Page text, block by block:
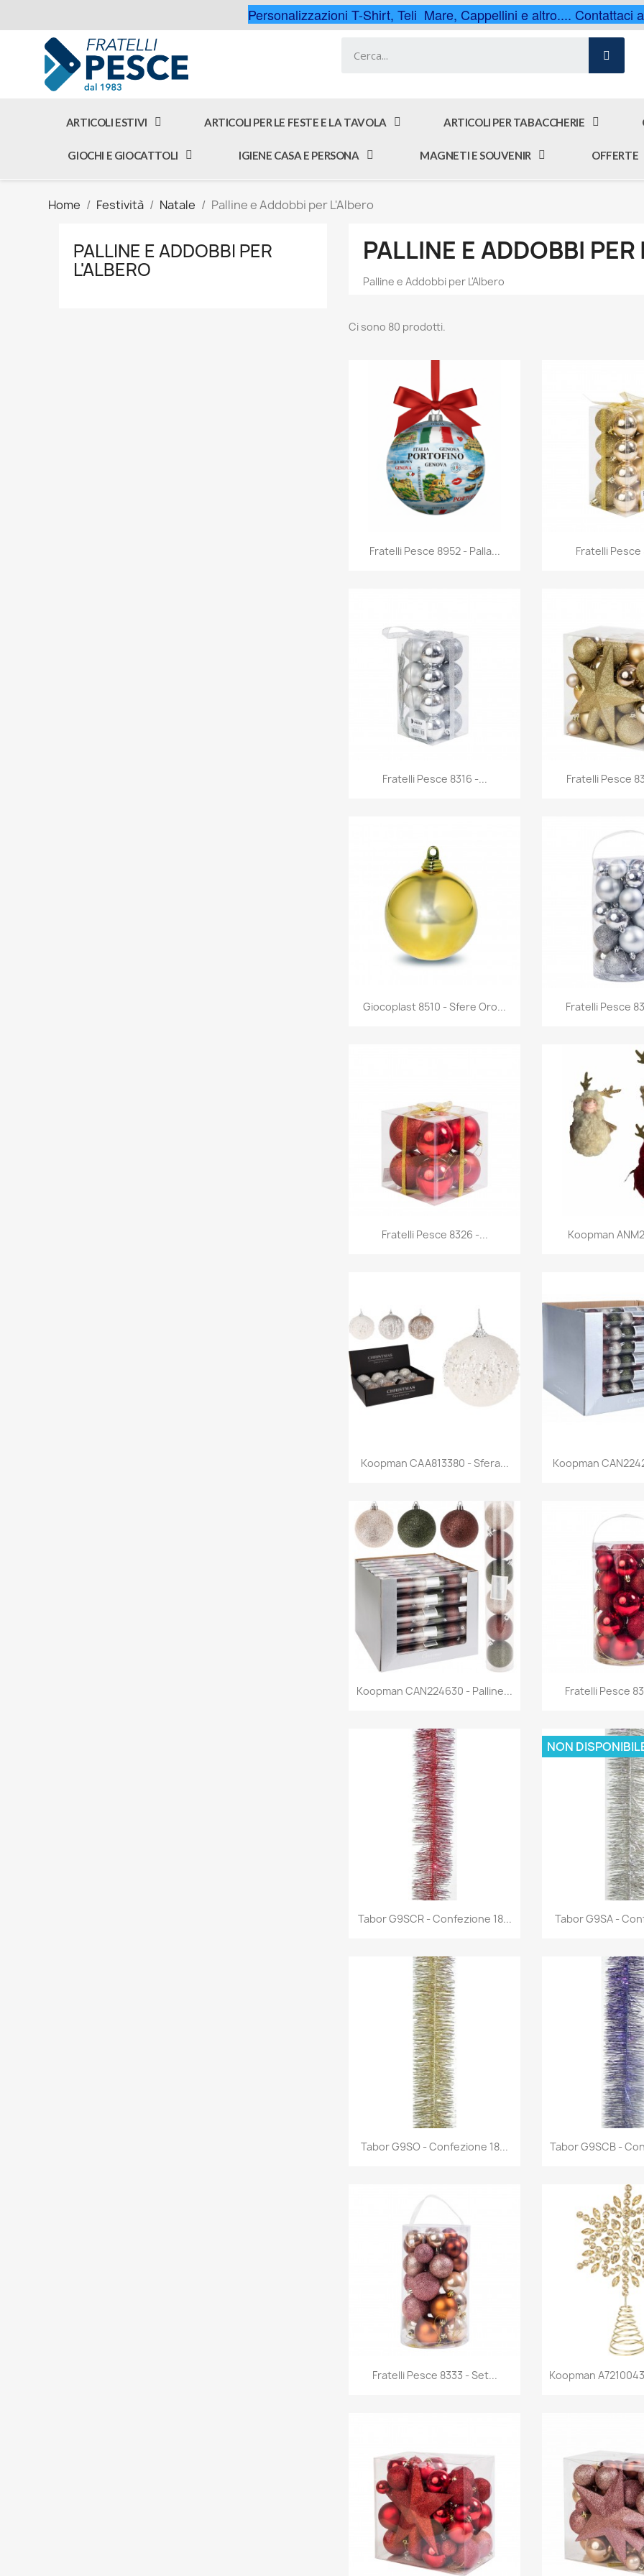
Personalizzazioni T-Shirt, Teli Mare, Cappellini e altro.... Contattaci
ARTICOLI ESTIVI ARTICOLI PER LE FESTE E LA TAVOLA ARTICOLI PER TABACCHERIE
GIOCHI E GIOCATTOLI IGIENE CASA E PERSONA MAGNETI E SOUVENIR OFFERTE
Home Festività Natale Palline e Addobbi per L'Albero
PALLINE E ADDOBBI PER
L'ALBERO
PALLINE E ADDOBBI PER
Palline e Addobbi per L'Albero
Ci sono 80 prodotti.
Anteprima
Fratelli Pesce 8952 - Palla... 
Fratelli Pesce
Anteprima
Fratelli Pesce 8316 -... 
Fratelli Pesce
Anteprima
Giocoplast 8510 - Sfere Oro... 
Fratelli Pesce
Anteprima
Fratelli Pesce 8326 -... 
Koopman
Anteprima
Koopman CAA813380 - Sfera... 
Koopman
Anteprima
Koopman CAN224630 - Palline... 
Fratelli Pesce
Anteprima
Tabor G9SCR - Confezione 18... 
Tabor G9SA -
NON
Anteprima
Tabor G9SO - Confezione 18... 
Tabor G9SCB -
Anteprima
Fratelli Pesce 8333 - Set... 
Koopman